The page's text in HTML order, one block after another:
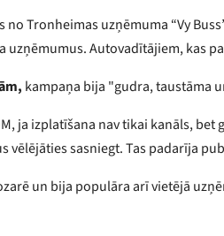
Tronheimas uzņēmuma “Vy
Autovadītājiem, kas
kampaņa bija "gudra, taustāma
ja izplatīšana nav tikai kanāls,
sasniegt. Tas padarīja
un bija populāra arī vietējā